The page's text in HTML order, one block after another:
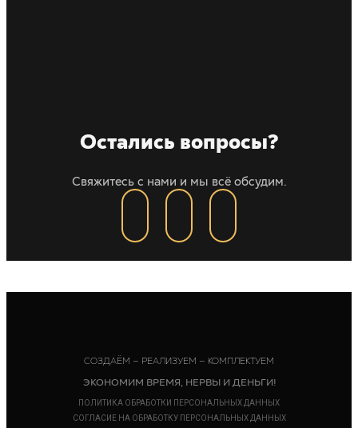
Остались вопросы?
Свяжитесь с нами и мы всё обсудим.
СОЗДАЁМ — РЕАЛИЗУЕМ — КОМПЛЕКТУЕМ
ЭКОНОМИМ ВРЕМЯ, НЕРВЫ И ДЕНЬГИ!
ПОЛИТИКА ОБРАБОТКИ ПЕРСОНАЛЬНЫХ ДАННЫХ
СОГЛАСИЕ НА ОБРАБОТКУ ПЕРСОНАЛЬНЫХ ДАННЫХ